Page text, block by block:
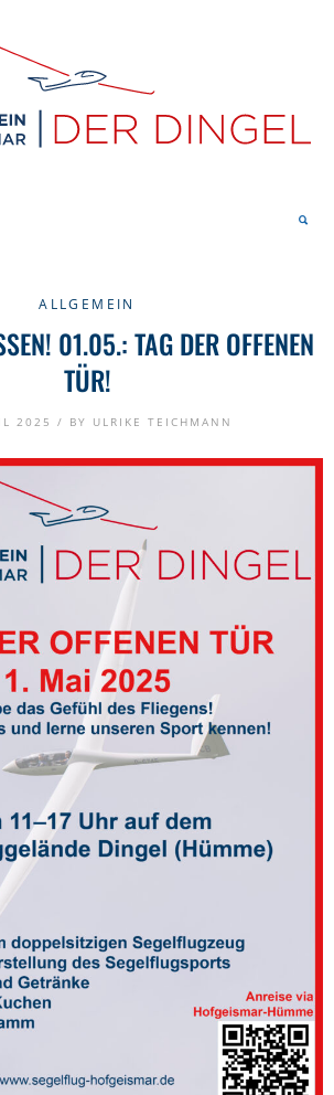
ALLGEMEIN
01.05.: TAG DER OFFENEN
TÜR!
2025 / BY ULRIKE TEICHMANN